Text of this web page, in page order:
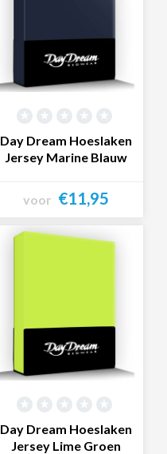
Day Dream Hoeslaken
Jersey Marine Blauw
voor €11,95
Bekijk product
Day Dream Hoeslaken
Jersey Lime Groen